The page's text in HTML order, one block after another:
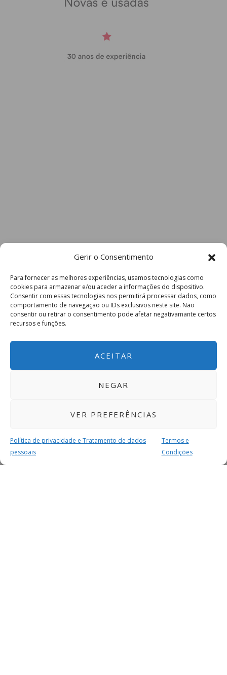
Gerir o Consentimento
Para fornecer as melhores experiências, usamos tecnologias como
cookies para armazenar e/ou aceder a informações do dispositivo.
Consentir com essas tecnologias nos permitirá processar dados, como
comportamento de navegação ou IDs exclusivos neste site. Não
consentir ou retirar o consentimento pode afetar negativamante certos
recursos e funções.
ACEITAR
NEGAR
VER PREFERÊNCIAS
Política de privacidade e Tratamento de dados
pessoais
Termos e
Condições